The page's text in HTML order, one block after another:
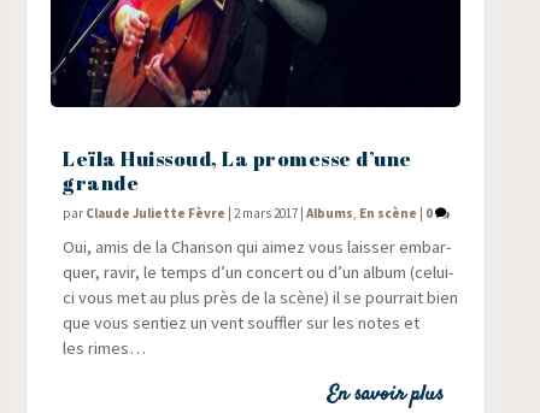
Leïla Huissoud, La promesse d’une
grande
par Claude Juliette Fèvre |2 mars 2017 |Albums, En scène 0
Oui, amis de la Chan­son qui aimez vous lais­ser embar­
quer, ravir, le temps d’un concert ou d’un album (celui-
ci vous met au plus près de la scène) il se pour­rait bien
que vous sen­tiez un vent souf­fler sur les notes et
les rimes…
En savoir plus